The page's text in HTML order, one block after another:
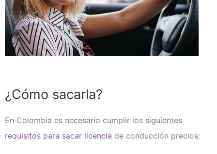
¿Cómo sacarla?
En Colombia es necesario cumplir los siguientes
requisitos para sacar licencia de conducción precios: